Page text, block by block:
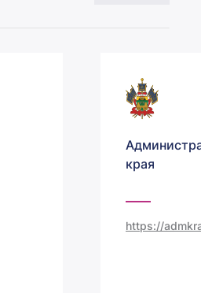
края
https://